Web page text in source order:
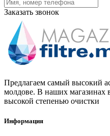
Заказать звонок
Предлагаем самый высокий
молдове. В наших магазинах
высокой степенью очистки
Информация